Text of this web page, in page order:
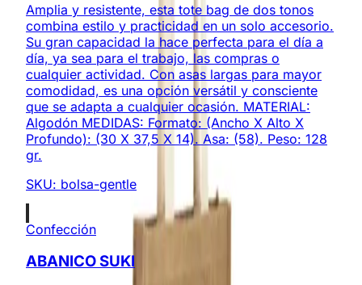
Amplia y resistente, esta tote bag de dos tonos
combina estilo y practicidad en un solo accesorio.
Su gran capacidad la hace perfecta para el día a
día, ya sea para el trabajo, las compras o
cualquier actividad. Con asas largas para mayor
comodidad, es una opción versátil y consciente
que se adapta a cualquier ocasión. MATERIAL:
Algodón MEDIDAS: Formato: (Ancho X Alto X
Profundo): (30 X 37,5 X 14). Asa: (58). Peso: 128
gr.
SKU: bolsa-gentle
Confección
ABANICO SUKI